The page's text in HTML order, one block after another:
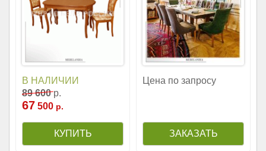
В НАЛИЧИИ
89 600р.
67 500 р.
Цена по запросу